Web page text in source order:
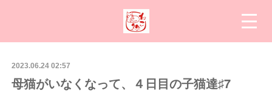
2023.06.24 02:57
母猫がいなくなって、４日目の子猫達♯7